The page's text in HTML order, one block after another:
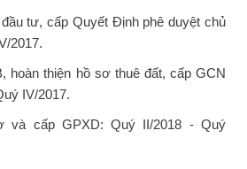
tư, cấp Quyết Định phê duyệt chủ
2017.
hoàn thiện hồ sơ thuê đất, cấp GCN
IV/2017.
và cấp GPXD: Quý II/2018 - Quý